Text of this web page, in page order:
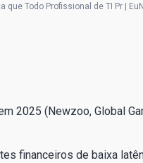
Todo Profissional de TI Pr |
2025 (Newzoo, Global
financeiros de baixa